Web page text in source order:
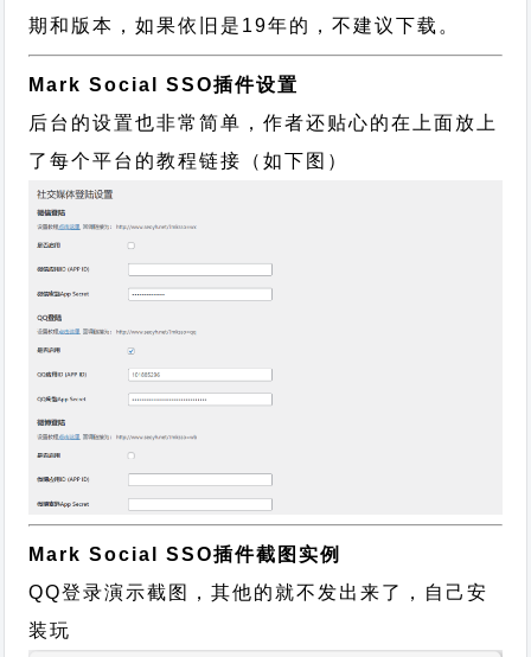
期和版本，如果依旧是19年的，不建议下载。
Mark Social SSO插件设置
后台的设置也非常简单，作者还贴心的在上面放上
了每个平台的教程链接（如下图）
Mark Social SSO插件截图实例
QQ登录演示截图，其他的就不发出来了，自己安
装玩